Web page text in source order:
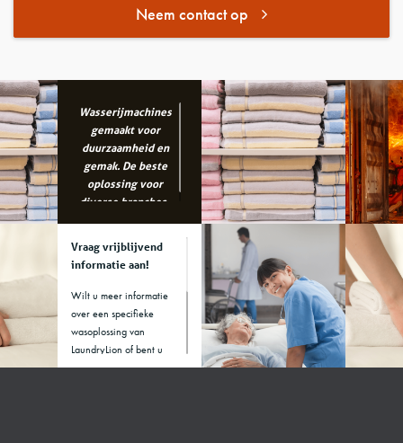
Neem contact op
Wasserijmachines
gemaakt voor
duurzaamheid en
gemak. De beste
oplossing voor
diverse branches..
Vraag vrijblijvend
informatie aan!
Wilt u meer informatie
over een specifieke
wasoplossing van
LaundryLion of bent u
benieuwd welke